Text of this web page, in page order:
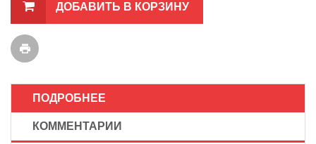
ДОБАВИТЬ В КОРЗИНУ
ПОДРОБНЕЕ
КОММЕНТАРИИ